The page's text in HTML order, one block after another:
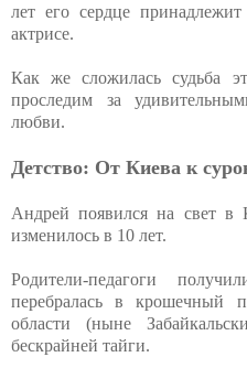
лет его сердце
актрисе.
Как же сложилась судьба
проследим за
любви.
Детство: От Киева к
Андрей появился на свет в
изменилось в 10 лет.
Родители-педагоги
перебралась в крошечный
области (ныне
бескрайней тайги.